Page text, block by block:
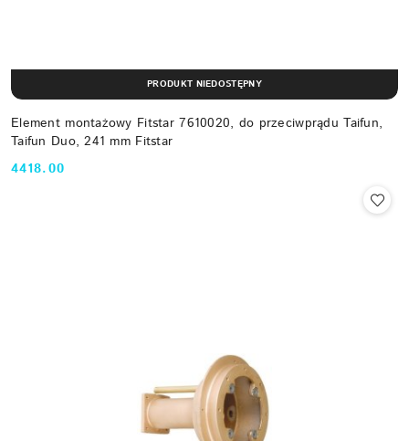
Element montażowy Fitstar 7610020, do przeciwprądu Taifun,
Taifun Duo, 241 mm Fitstar
Cena:
4418.00
PRODUKT NIEDOSTĘPNY